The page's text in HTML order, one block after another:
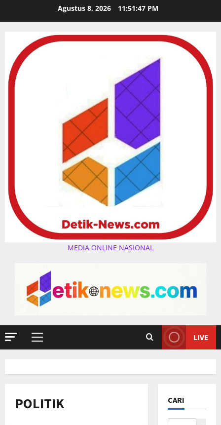
Agustus 8, 2026 11:51:49 PM
MEDIA ONLINE NASIONAL
Primary
LIVE
POLITIK CARI